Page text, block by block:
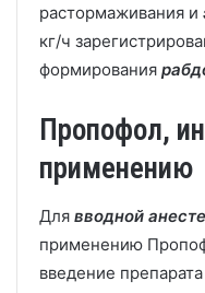
растормаживания и
кг/ч
формирования
Пропофол,
применению
Для вводной
применению
введение